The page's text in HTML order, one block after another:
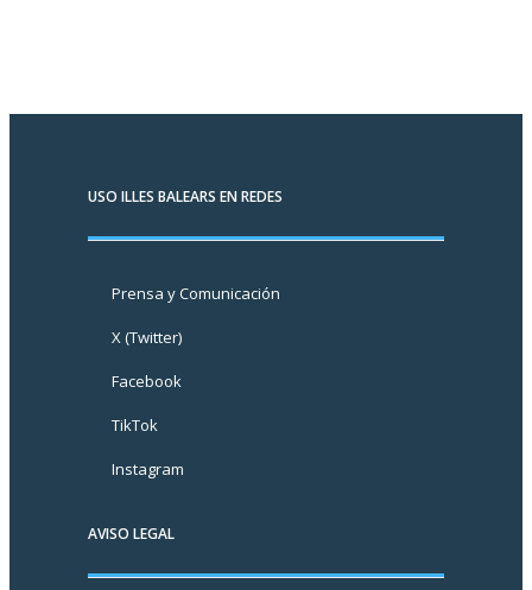
USO ILLES BALEARS EN REDES
Prensa y Comunicación
X (Twitter)
Facebook
TikTok
Instagram
AVISO LEGAL